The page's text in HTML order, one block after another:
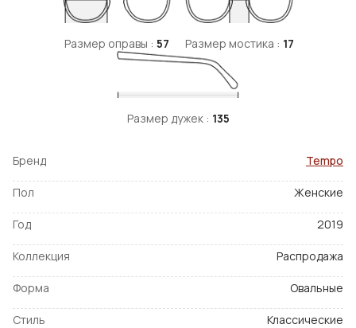
Размер оправы : 57 Размер мостика : 17
Размер дужек : 135
Бренд Tempo
Пол Женские
Год 2019
Коллекция Распродажа
Форма Овальные
Стиль Классические